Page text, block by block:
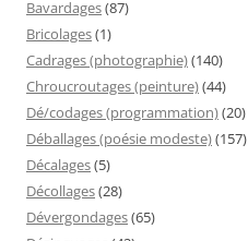
Bavardages(87)
Bricolages(1)
Cadrages (photographie)(140)
Chroucroutages (peinture)(44)
Dé/codages (programmation)(20)
Déballages (poésie modeste)(157)
Décalages(5)
Décollages(28)
Dévergondages(65)